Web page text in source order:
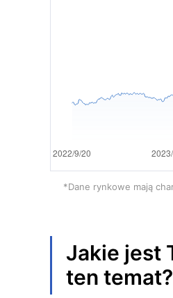
*Dane rynkowe mają
Jakie jest
ten temat?